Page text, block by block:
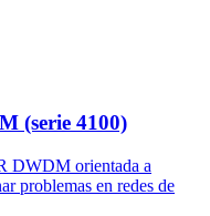
(serie 4100)
DWDM orientada a
problemas en redes de